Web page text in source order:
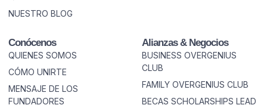
NUESTRO BLOG
Conócenos
QUIENES SOMOS
CÓMO UNIRTE
MENSAJE DE LOS
FUNDADORES
Alianzas & Negocios
BUSINESS OVERGENIUS
CLUB
FAMILY OVERGENIUS CLUB
BECAS SCHOLARSHIPS LEAD